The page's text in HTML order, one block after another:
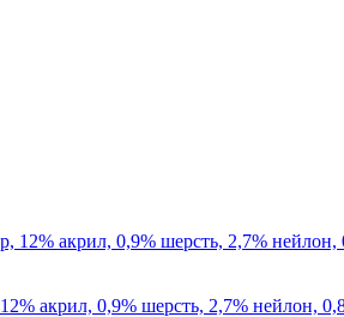
акрил, 0,9% шерсть, 2,7% нейлон,